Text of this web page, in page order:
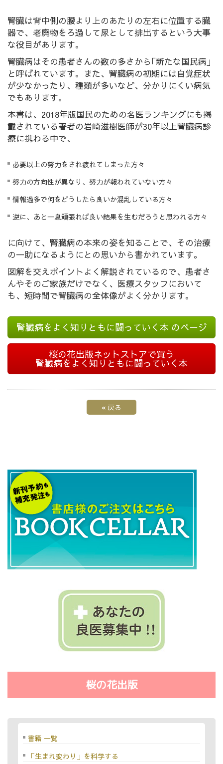
腎臓は背中側の腰より上のあたりの左右に位置する臓
器で、老廃物をろ過して尿として排出するという大事
な役目があります。
腎臓病はその患者さんの数の多さから｢新たな国民病｣
と呼ばれています。また、腎臓病の初期には自覚症状
が少なかったり、種類が多いなど、分かりにくい病気
でもあります。
本書は、2018年版国民のための名医ランキングにも掲
載されている著者の岩崎滋樹医師が30年以上腎臓病診
療に携わる中で、
必要以上の努力をされ疲れてしまった方々
努力の方向性が異なり、努力が報われていない方々
情報過多で何をどうしたら良いか混乱している方々
逆に、あと一息頑張れば良い結果を生むだろうと思われる方々
に向けて、腎臓病の本来の姿を知ることで、その治療
の一助になるようにとの思いから書かれています。
図解を交えポイントよく解説されているので、患者さ
んやそのご家族だけでなく、医療スタッフにおいて
も、短時間で腎臓病の全体像がよく分かります。
腎臓病をよく知りともに闘っていく本 のページ
桜の花出版ネットストアで買う
腎臓病をよく知りともに闘っていく本
« 戻る
桜の花出版
書籍 一覧
「生まれ変わり」を科学する